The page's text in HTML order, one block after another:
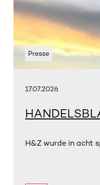
Presse
17.07.2026
H&Z wurde in acht